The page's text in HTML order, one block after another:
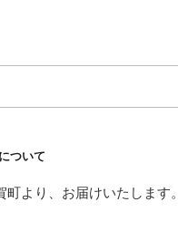
ついて
町より、お届けいたします。